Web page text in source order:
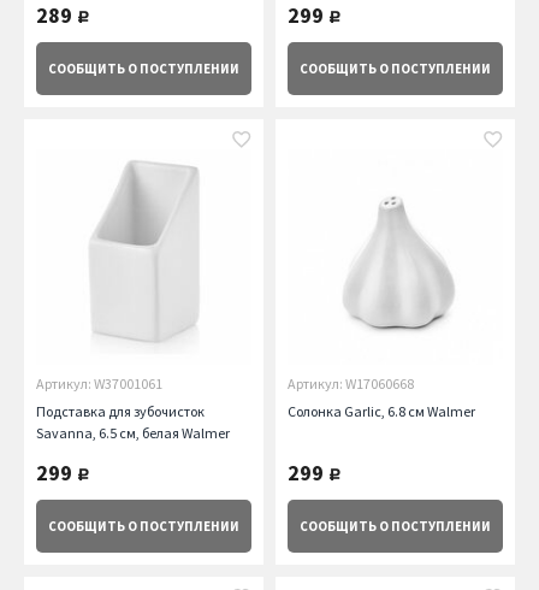
289 руб.
СООБЩИТЬ О ПОСТУПЛЕНИИ
299 руб.
СООБЩИТЬ О ПОСТУПЛЕНИИ
Артикул: W37001061
Подставка для зубочисток
Savanna, 6.5 см, белая Walmer
299 руб.
СООБЩИТЬ О ПОСТУПЛЕНИИ
Артикул: W17060668
Солонка Garlic, 6.8 см Walmer
299 руб.
СООБЩИТЬ О ПОСТУПЛЕНИИ